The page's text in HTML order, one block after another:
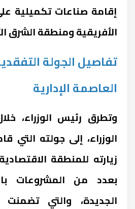
إقامة صناعات تكميلية
الأفريقية ومنطقة الشرق
تفاصيل الجولة
العاصمة الإدارية
وتطرق رئيس الوزراء،
الوزراء، إلى جولته التي
زيارته للمنطقة
بعدد من المشروعات
الجديدة، والتي